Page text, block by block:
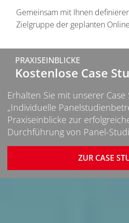
Gemeinsam mit Ihnen
Zielgruppe der geplanten
PRAXISEINBLICKE
Kostenlose Case
Erhalten Sie mit unserer Case
„Individuelle
Praxiseinblicke zur
Durchführung von Panel-
ZUR CASE